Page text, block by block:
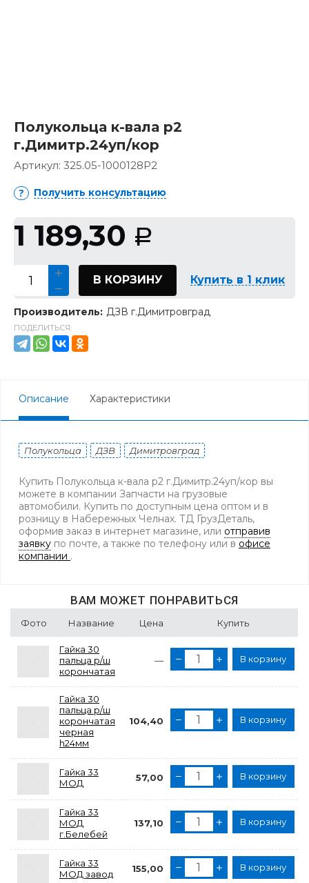
Полукольца к-вала р2
г.Димитр.24уп/кор
Артикул: 325.05-1000128Р2
Получить консультацию
1 189,30 Р
В КОРЗИНУ Купить в 1 клик
Производитель: ДЗВ г.Димитровград
ПОДЕЛИТЬСЯ:
Описание Характеристики
Полукольца ДЗВ Димитровград
Купить Полукольца к-вала р2 г.Димитр.24уп/кор вы
можете в компании Запчасти на грузовые
автомобили. Купить по доступным цена оптом и в
розницу в Набережных Челнах. ТД ГрузДеталь,
оформив заказ в интернет магазине, или отправив
заявку по почте, а также по телефону или в офисе
компании .
ВАМ МОЖЕТ ПОНРАВИТЬСЯ
Фото Название Цена Купить
Гайка 30
пальца р/ш
корончатая
— В корзину
Гайка 30
пальца р/ш
корончатая
черная
h24мм
104,40 В корзину
Гайка 33
МОД
57,00 В корзину
Гайка 33
МОД
г.Белебей
137,10 В корзину
Гайка 33
МОД завод
155,00 В корзину